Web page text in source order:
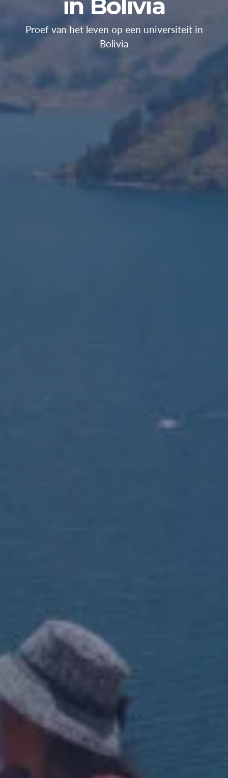
in Bolivia
Proef van het leven op een universiteit in
Bolivia